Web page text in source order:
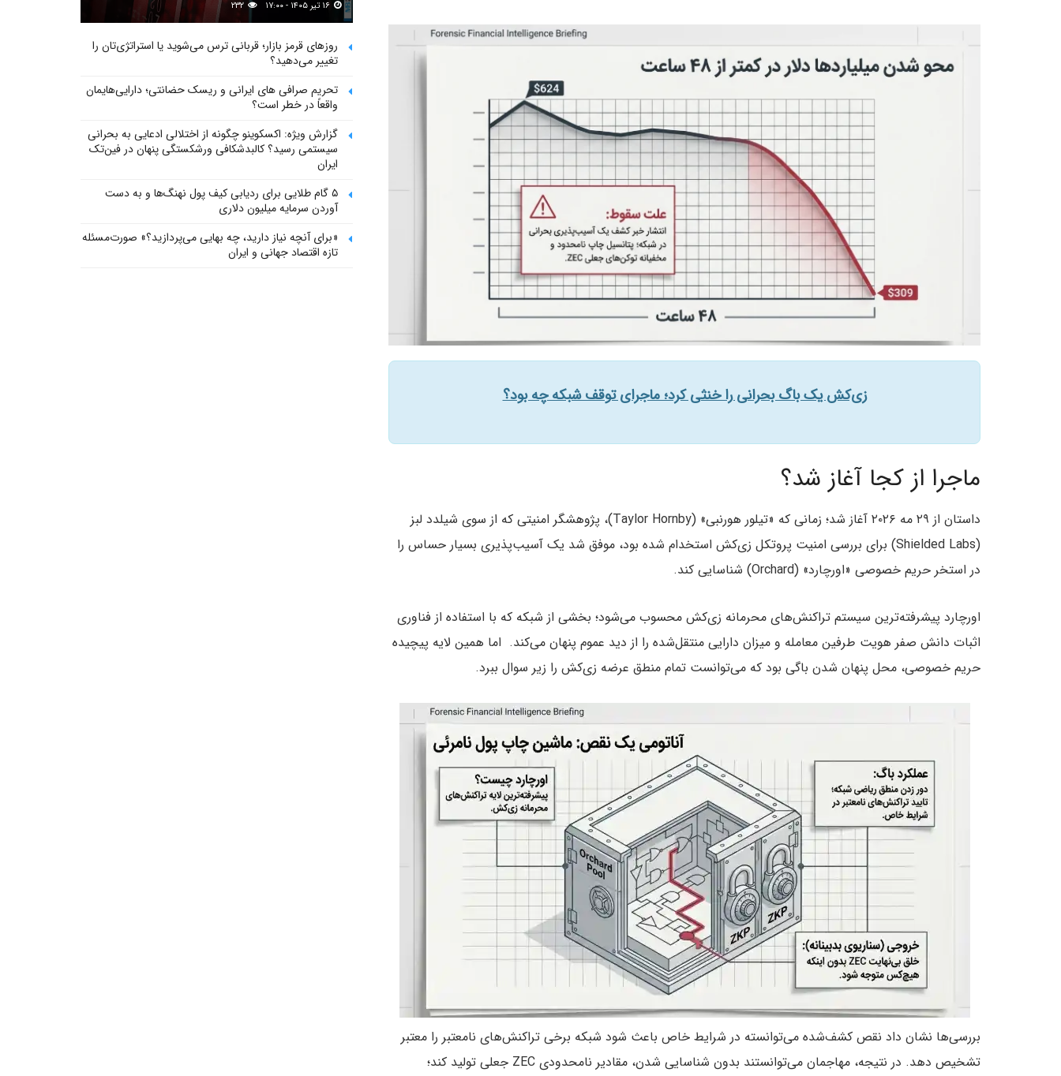
زی‌کش یک باگ بحرانی را خنثی کرد؛ ماجرای توقف شبکه چه بود؟
ماجرا از کجا آغاز شد؟
داستان از ۲۹ مه ۲۰۲۶ آغاز شد؛ زمانی که «تیلور هورنبی» (Taylor Hornby)، پژوهشگر امنیتی که از سوی شیلدد لبز
(Shielded Labs) برای بررسی امنیت پروتکل زی‌کش استخدام شده بود، موفق شد یک آسیب‌پذیری بسیار حساس را
در استخر حریم خصوصی «اورچارد» (Orchard) شناسایی کند.
اورچارد پیشرفته‌ترین سیستم تراکنش‌های محرمانه زی‌کش محسوب می‌شود؛ بخشی از شبکه که با استفاده از فناوری
اثبات دانش صفر هویت طرفین معامله و میزان دارایی منتقل‌شده را از دید عموم پنهان می‌کند. اما همین لایه پیچیده
حریم خصوصی، محل پنهان شدن باگی بود که می‌توانست تمام منطق عرضه زی‌کش را زیر سوال ببرد.
بررسی‌ها نشان داد نقص کشف‌شده می‌توانسته در شرایط خاص باعث شود شبکه برخی تراکنش‌های نامعتبر را معتبر
تشخیص دهد. در نتیجه، مهاجمان می‌توانستند بدون شناسایی شدن، مقادیر نامحدودی ZEC جعلی تولید کند؛
روزهای قرمز بازار؛ قربانی ترس می‌شوید یا استراتژی‌تان را
تغییر می‌دهید؟
تحریم صرافی های ایرانی و ریسک حضانتی؛ دارایی‌هایمان
واقعاً در خطر است؟
گزارش ویژه: اکسکوینو چگونه از اختلالی ادعایی به بحرانی
سیستمی رسید؟ کالبدشکافی ورشکستگی پنهان در فین‌تک
ایران
۵ گام طلایی برای ردیابی کیف پول‌ نهنگ‌ها و به دست
آوردن سرمایه میلیون دلاری
«برای آنچه نیاز دارید، چه بهایی می‌پردازید؟» صورت‌مسئله
تازه اقتصاد جهانی و ایران